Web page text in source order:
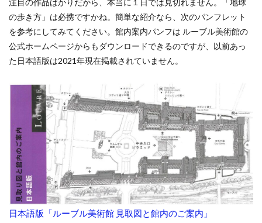
の歩き方」は必携ですかね。簡単な紹介なら、次のパンフレット
を参考にしてみてください。館内案内パンフは ルーブル美術館の
公式ホームページからもダウンロードできるのですが、以前あっ
た日本語版は2021年現在掲載されていません。
日本語版「ルーブル美術館 見取図と館内のご案内」